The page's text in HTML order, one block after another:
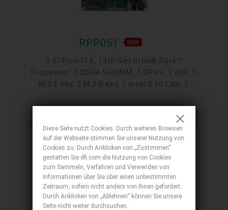
RPP051
2.5" Pico-ITX, 13th Gen Intel® Core™
Processor, 1 DDR4 SODIMM, 1 DP++, 1 eDP, 1
M.2 E key, 2 M.2 B key, 1 Intel 2.5G LAN, 1
-30 to 80°C
Diese Seite nutzt Cookies. Durch weiteres Browsen
auf der Webseite stimmen Sie unserer Nutzung von
Cookies zu. Durch Anklicken von „Zustimmen“
gestatten Sie dfi.com die Nutzung von Cookies
zum Sammeln, Verfahren und Verwenden von
Informationen über Sie über einen unbestimmten
Zeitraum, sofern nicht anders von Ihnen gefordert.
Durch Anklicken von „Ablehnen“ können Sie unsere
Seite nicht weiter durchsuchen.